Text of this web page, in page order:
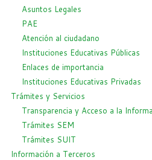
Asuntos Legales
PAE
Atención al ciudadano
Instituciones Educativas Públicas
Enlaces de importancia
Instituciones Educativas Privadas
Trámites y Servicios
Transparencia y Acceso a la
Trámites SEM
Trámites SUIT
Información a Terceros